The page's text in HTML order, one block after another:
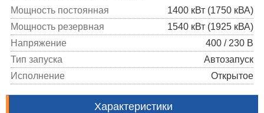
Мощность постоянная
1400 кВт (1750 кВА)
Мощность резервная
1540 кВт (1925 кВА)
Напряжение
400 / 230 В
Тип запуска
Автозапуск
Исполнение
Открытое
Характеристики